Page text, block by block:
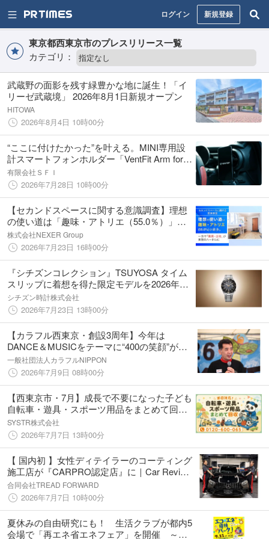
ログイン 新規登録
東京都西東京市のプレスリリース一覧
カテゴリ：
武蔵野の面影を残す緑豊かな地に誕生！「イ
リーゼ武蔵境」 2026年8月1日新規オープン
HITOWA
2026年8月4日 10時00分
“ここに付けたかった”を叶える。MINI専用設
計スマートフォンホルダー「VentFit Arm for
MINI」を発売
有限会社ＳＦＩ
2026年7月28日 10時00分
【セカンドスペースに関する意識調査】理想
の使い道は「趣味・アトリエ（55.0％）」が
最多。一方で「費用・土地」が実現のハード
ルに
株式会社NEXER Group
2026年7月23日 16時00分
『シチズンコレクション』TSUYOSA タイム
スリップに着想を得た限定モデルを2026年8
月6日発売
シチズン時計株式会社
2026年7月23日 13時00分
【カラフル西東京・創設3周年】今年は
DANCE＆MUSICをテーマに“400の笑顔”が交
錯するステージに！
一般社団法人カラフルNIPPON
2026年7月9日 08時00分
【西東京市・7月】成長で不要になった子ども
自転車・遊具・スポーツ用品をまとめて回収
｜西東京市 自転車 処分にも対応、最大1,000
円割引｜不用品回収のまるっと本舗
SYSTR株式会社
2026年7月7日 13時00分
【 国内初 】女性ディテイラーのコーティング
施工店が『CARPRO認定店』に｜Car Revive
One／西東京市
合同会社TREAD FORWARD
2026年7月7日 10時00分
夏休みの自由研究にも！ 生活クラブが都内5
会場で「再エネ省エネフェア」を開催 ～親